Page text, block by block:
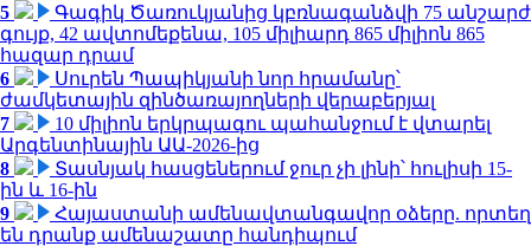
5
Գագիկ Ծառուկյանից կբռնագանձվի 75 անշարժ
գույք, 42 ավտոմեքենա, 105 միլիարդ 865 միլիոն 865
հազար դրամ
6
Սուրեն Պապիկյանի նոր հրամանը՝
ժամկետային զինծառայողների վերաբերյալ
7
10 միլիոն երկրպագու պահանջում է վտարել
Արգենտինային ԱԱ-2026-ից
8
Տասնյակ հասցեներում ջուր չի լինի՝ հուլիսի 15-
ին և 16-ին
9
Հայաստանի ամենավտանգավոր օձերը. որտեղ
են դրանք ամենաշատը հանդիպում